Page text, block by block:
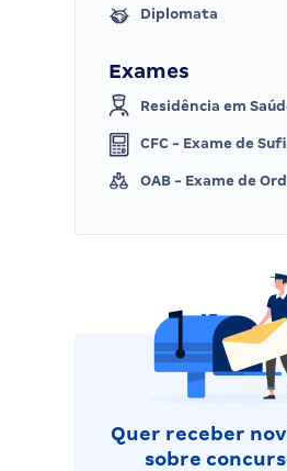
Diplomata
Exames
Residência em
CFC - Exame de
OAB - Exame de
Quer receber
sobre